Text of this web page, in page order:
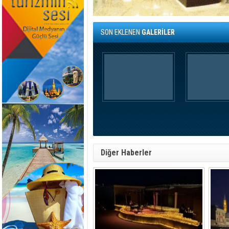
SON EKLENENGALERİLER
Diğer Haberler